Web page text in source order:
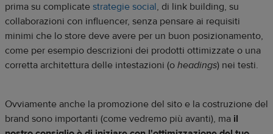
prima su complicate strategie social, di link building, su
collaborazioni con influencer, senza pensare ai requisiti
minimi che lo store deve avere per un buon posizionamento,
come per esempio descrizioni dei prodotti ottimizzate o una
corretta architettura delle intestazioni (o headings) nei testi.
Ovviamente anche la promozione del sito e la costruzione del
brand sono importanti (come vedremo più avanti), ma il